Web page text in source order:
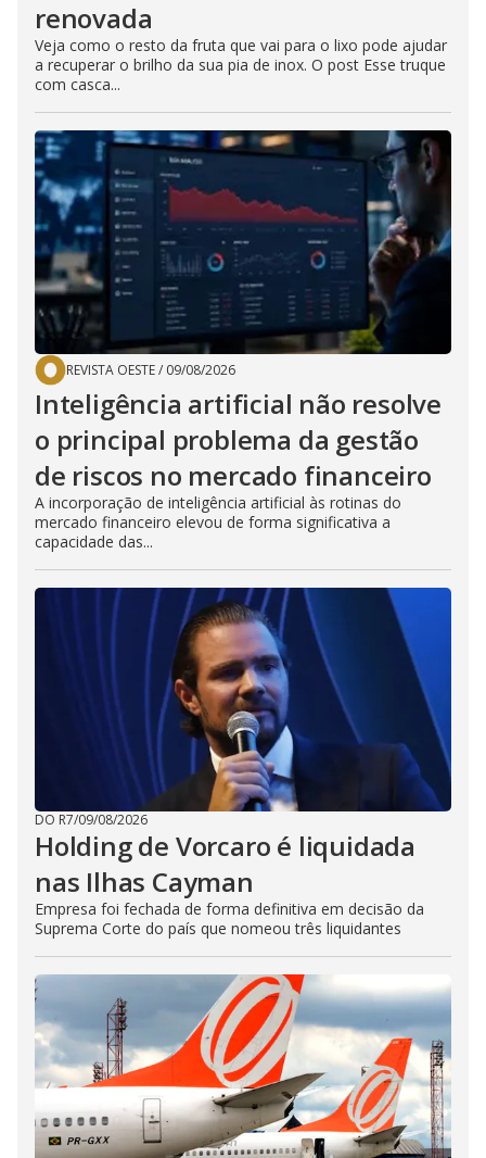
renovada
Veja como o resto da fruta que vai para o lixo pode ajudar
a recuperar o brilho da sua pia de inox. O post Esse truque
com casca...
REVISTA OESTE/ 09/08/2026
Inteligência artificial não resolve
o principal problema da gestão
de riscos no mercado financeiro
A incorporação de inteligência artificial às rotinas do
mercado financeiro elevou de forma significativa a
capacidade das...
DO R7/09/08/2026
Holding de Vorcaro é liquidada
nas Ilhas Cayman
Empresa foi fechada de forma definitiva em decisão da
Suprema Corte do país que nomeou três liquidantes